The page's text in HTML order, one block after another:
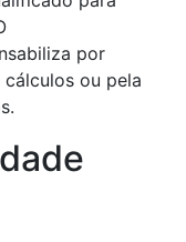
por
ou pela